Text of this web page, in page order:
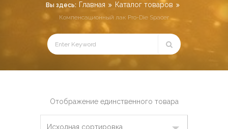
Вы здесь: Главная Каталог товаров
Компенсационный лак Pro-Die Spacer
Отображение единственного товара